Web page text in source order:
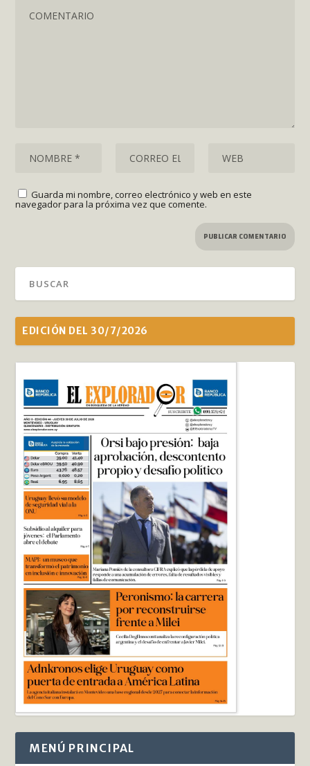
Guarda mi nombre, correo electrónico y web en este
navegador para la próxima vez que comente.
EDICIÓN DEL 30/7/2026
MENÚ PRINCIPAL